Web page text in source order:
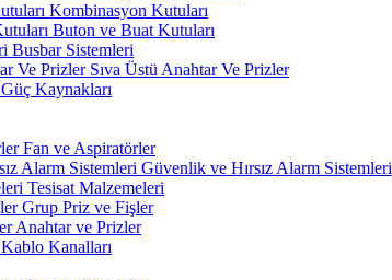
Kombinasyon Kutuları
Buton ve Buat Kutuları
Busbar Sistemleri
Sıva Üstü Anahtar Ve Prizler
Güç Kaynakları
Fan ve Aspiratörler
Güvenlik ve Hırsız Alarm Sistemleri
Tesisat Malzemeleri
Grup Priz ve Fişler
Anahtar ve Prizler
Kablo Kanalları